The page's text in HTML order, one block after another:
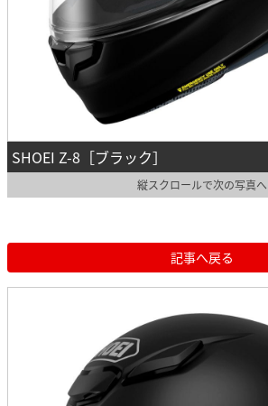
SHOEI Z-8［ブラック］
縦スクロールで次の写真へ
記事へ戻る